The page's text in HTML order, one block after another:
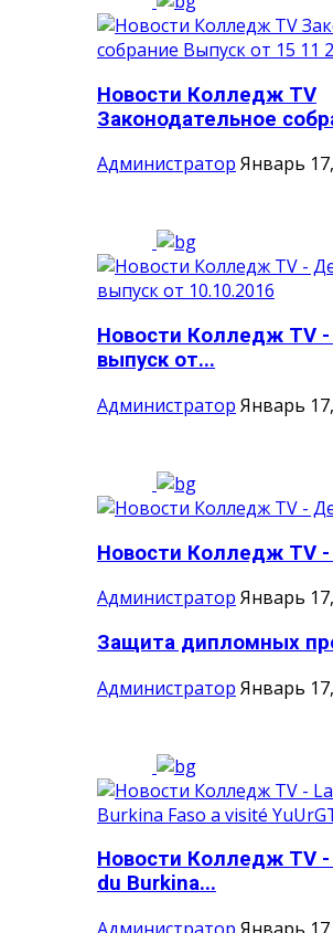
Новости Колледж TV
Законодательное
Администратор Январь
Новости Колледж TV
выпуск от...
Администратор Январь
Новости Колледж TV
Администратор Январь
Защита дипломных
Администратор Январь
Новости Колледж TV -
du Burkina...